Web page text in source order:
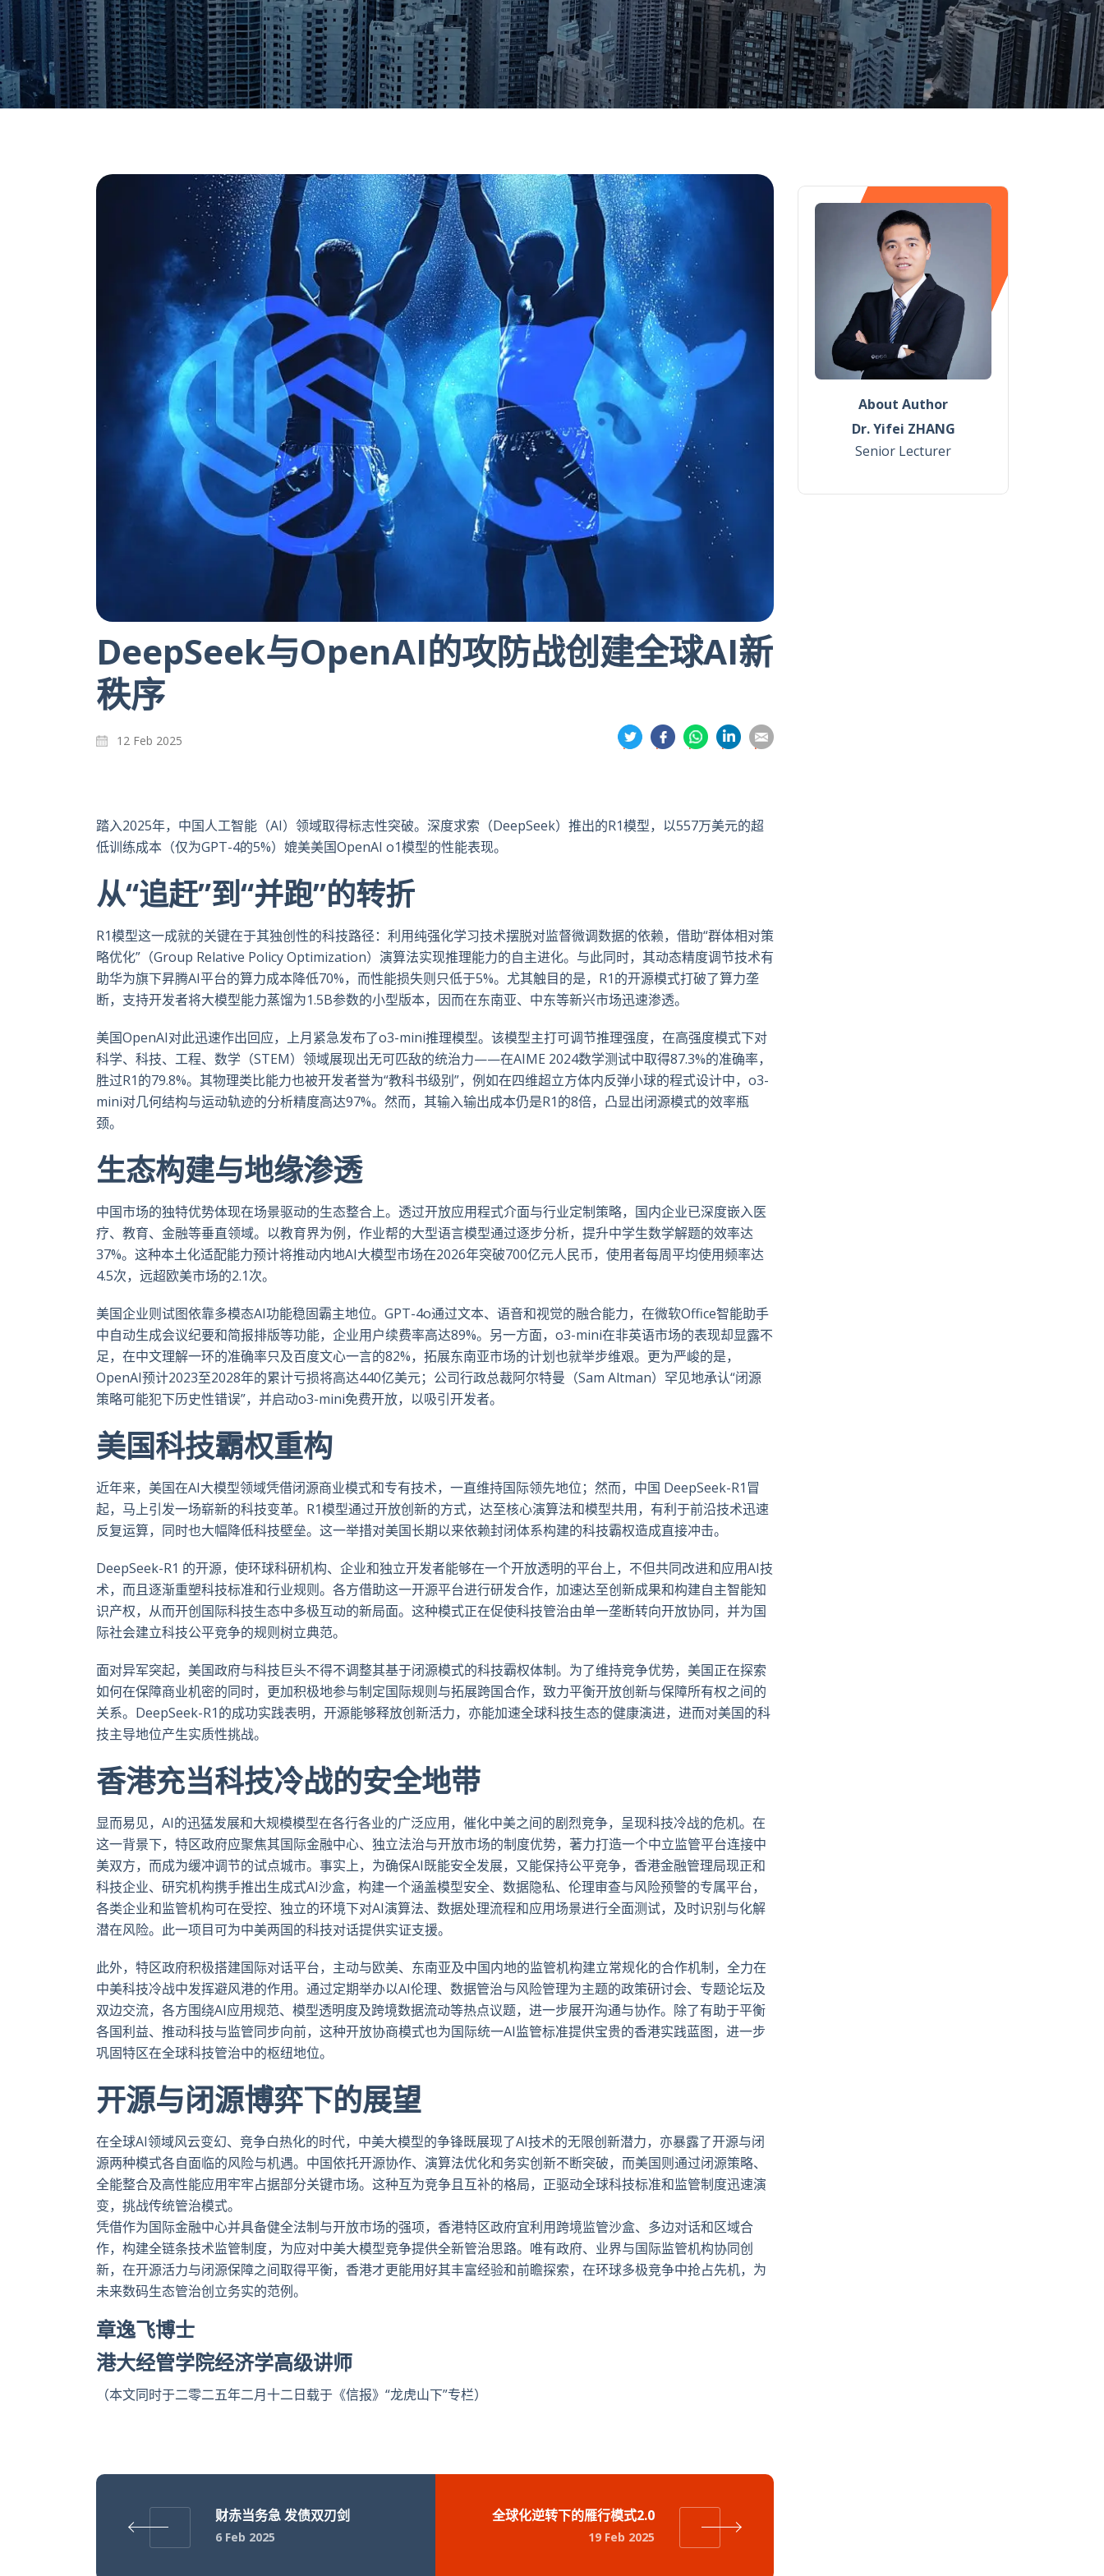
DeepSeek与OpenAI的攻防战创建全球AI新
秩序
12 Feb 2025
分
享
分
享
分
享
享
享
踏入2025年，中国人工智能（AI）领域取得标志性突破。深度求索（DeepSeek）推出的R1模型，以557万美元的超
低训练成本（仅为GPT-4的5%）媲美美国OpenAI o1模型的性能表现。
从“追赶”到“并跑”的转折
R1模型这一成就的关键在于其独创性的科技路径：利用纯强化学习技术摆脱对监督微调数据的依赖，借助“群体相对策
略优化”（Group Relative Policy Optimization）演算法实现推理能力的自主进化。与此同时，其动态精度调节技术有
助华为旗下昇腾AI平台的算力成本降低70%，而性能损失则只低于5%。尤其触目的是，R1的开源模式打破了算力垄
断，支持开发者将大模型能力蒸馏为1.5B参数的小型版本，因而在东南亚、中东等新兴市场迅速渗透。
美国OpenAI对此迅速作出回应，上月紧急发布了o3-mini推理模型。该模型主打可调节推理强度，在高强度模式下对
科学、科技、工程、数学（STEM）领域展现出无可匹敌的统治力——在AIME 2024数学测试中取得87.3%的准确率，
胜过R1的79.8%。其物理类比能力也被开发者誉为“教科书级别”，例如在四维超立方体内反弹小球的程式设计中，o3-
mini对几何结构与运动轨迹的分析精度高达97%。然而，其输入输出成本仍是R1的8倍，凸显出闭源模式的效率瓶
颈。
生态构建与地缘渗透
中国市场的独特优势体现在场景驱动的生态整合上。透过开放应用程式介面与行业定制策略，国内企业已深度嵌入医
疗、教育、金融等垂直领域。以教育界为例，作业帮的大型语言模型通过逐步分析，提升中学生数学解题的效率达
37%。这种本土化适配能力预计将推动内地AI大模型市场在2026年突破700亿元人民币，使用者每周平均使用频率达
4.5次，远超欧美市场的2.1次。
美国企业则试图依靠多模态AI功能稳固霸主地位。GPT-4o通过文本、语音和视觉的融合能力，在微软Office智能助手
中自动生成会议纪要和简报排版等功能，企业用户续费率高达89%。另一方面，o3-mini在非英语市场的表现却显露不
足，在中文理解一环的准确率只及百度文心一言的82%，拓展东南亚市场的计划也就举步维艰。更为严峻的是，
OpenAI预计2023至2028年的累计亏损将高达440亿美元；公司行政总裁阿尔特曼（Sam Altman）罕见地承认“闭源
策略可能犯下历史性错误”，并启动o3-mini免费开放，以吸引开发者。
美国科技霸权重构
近年来，美国在AI大模型领域凭借闭源商业模式和专有技术，一直维持国际领先地位；然而，中国 DeepSeek-R1冒
起，马上引发一场崭新的科技变革。R1模型通过开放创新的方式，达至核心演算法和模型共用，有利于前沿技术迅速
反复运算，同时也大幅降低科技壁垒。这一举措对美国长期以来依赖封闭体系构建的科技霸权造成直接冲击。
DeepSeek-R1 的开源，使环球科研机构、企业和独立开发者能够在一个开放透明的平台上，不但共同改进和应用AI技
术，而且逐渐重塑科技标准和行业规则。各方借助这一开源平台进行研发合作，加速达至创新成果和构建自主智能知
识产权，从而开创国际科技生态中多极互动的新局面。这种模式正在促使科技管治由单一垄断转向开放协同，并为国
际社会建立科技公平竞争的规则树立典范。
面对异军突起，美国政府与科技巨头不得不调整其基于闭源模式的科技霸权体制。为了维持竞争优势，美国正在探索
如何在保障商业机密的同时，更加积极地参与制定国际规则与拓展跨国合作，致力平衡开放创新与保障所有权之间的
关系。DeepSeek-R1的成功实践表明，开源能够释放创新活力，亦能加速全球科技生态的健康演进，进而对美国的科
技主导地位产生实质性挑战。
香港充当科技冷战的安全地带
显而易见，AI的迅猛发展和大规模模型在各行各业的广泛应用，催化中美之间的剧烈竞争，呈现科技冷战的危机。在
这一背景下，特区政府应聚焦其国际金融中心、独立法治与开放市场的制度优势，著力打造一个中立监管平台连接中
美双方，而成为缓冲调节的试点城市。事实上，为确保AI既能安全发展，又能保持公平竞争，香港金融管理局现正和
科技企业、研究机构携手推出生成式AI沙盒，构建一个涵盖模型安全、数据隐私、伦理审查与风险预警的专属平台，
各类企业和监管机构可在受控、独立的环境下对AI演算法、数据处理流程和应用场景进行全面测试，及时识别与化解
潜在风险。此一项目可为中美两国的科技对话提供实证支援。
此外，特区政府积极搭建国际对话平台，主动与欧美、东南亚及中国内地的监管机构建立常规化的合作机制，全力在
中美科技冷战中发挥避风港的作用。通过定期举办以AI伦理、数据管治与风险管理为主题的政策研讨会、专题论坛及
双边交流，各方围绕AI应用规范、模型透明度及跨境数据流动等热点议题，进一步展开沟通与协作。除了有助于平衡
各国利益、推动科技与监管同步向前，这种开放协商模式也为国际统一AI监管标准提供宝贵的香港实践蓝图，进一步
巩固特区在全球科技管治中的枢纽地位。
开源与闭源博弈下的展望
在全球AI领域风云变幻、竞争白热化的时代，中美大模型的争锋既展现了AI技术的无限创新潜力，亦暴露了开源与闭
源两种模式各自面临的风险与机遇。中国依托开源协作、演算法优化和务实创新不断突破，而美国则通过闭源策略、
全能整合及高性能应用牢牢占据部分关键市场。这种互为竞争且互补的格局，正驱动全球科技标准和监管制度迅速演
变，挑战传统管治模式。
凭借作为国际金融中心并具备健全法制与开放市场的强项，香港特区政府宜利用跨境监管沙盒、多边对话和区域合
作，构建全链条技术监管制度，为应对中美大模型竞争提供全新管治思路。唯有政府、业界与国际监管机构协同创
新，在开源活力与闭源保障之间取得平衡，香港才更能用好其丰富经验和前瞻探索，在环球多极竞争中抢占先机，为
未来数码生态管治创立务实的范例。
章逸飞博士
港大经管学院经济学高级讲师
（本文同时于二零二五年二月十二日载于《信报》“龙虎山下”专栏）
财赤当务急 发债双刃剑
6 Feb 2025
全球化逆转下的雁行模式2.0
19 Feb 2025
About Author
Dr. Yifei ZHANG
Senior Lecturer